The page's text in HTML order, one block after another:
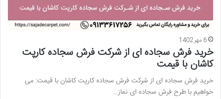
6 مهر 1402
خرید فرش سجاده ای از شرکت فرش سجاده کارپت
کاشان با قیمت
خرید فرش سجاده ای از شرکت فرش سجاده کارپت کاشان با قیمت: می
خواهیم با طرح فرش سجاده ای نماز…